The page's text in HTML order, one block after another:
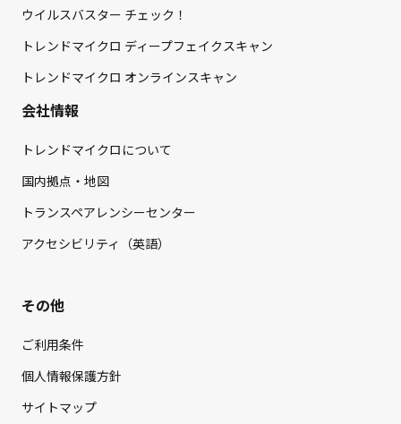
ウイルスバスター チェック！
トレンドマイクロ ディープフェイクスキャン
トレンドマイクロ オンラインスキャン
会社情報
トレンドマイクロについて
国内拠点・地図
トランスペアレンシーセンター
アクセシビリティ（英語）
その他
ご利用条件
個人情報保護方針
サイトマップ